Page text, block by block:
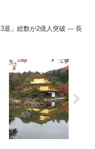
退」総数が2億人突破 --- 長